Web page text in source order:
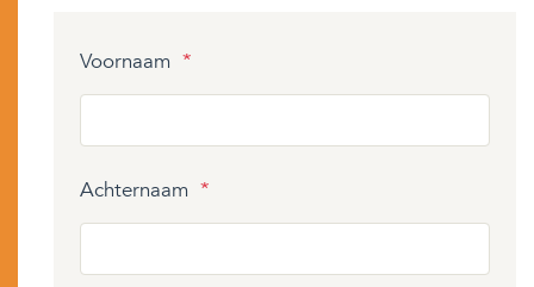
Voornaam *
Achternaam *